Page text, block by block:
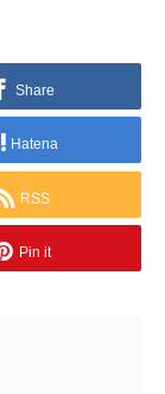
Share
Hatena
RSS
Pin it